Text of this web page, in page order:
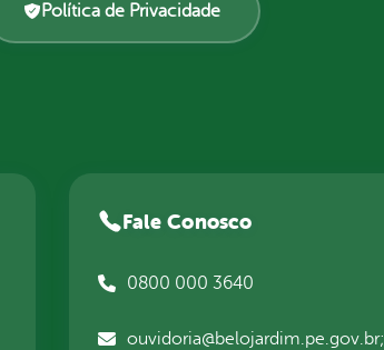
Política de Privacidade
Fale Conosco
0800 000 3640
ouvidoria@belojardim.pe.gov.br;